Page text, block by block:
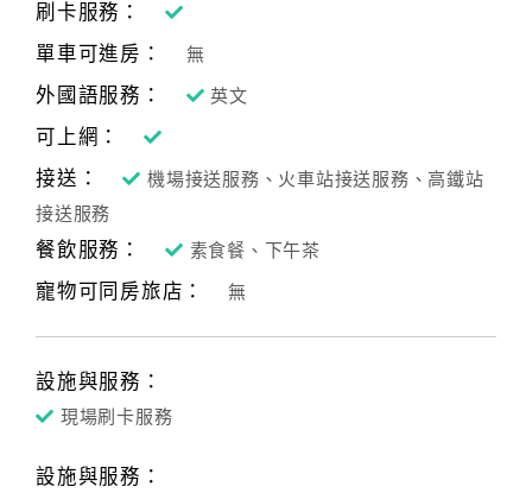
傳
刷卡服務：
單車可進房：
無
外國語服務： 英文
可上網：
接送：
機場接送服務、火車站接送服務、高鐵站
接送服務
餐飲服務： 素食餐、下午茶
寵物可同房旅店： 無
設施與服務：
現場刷卡服務
設施與服務：